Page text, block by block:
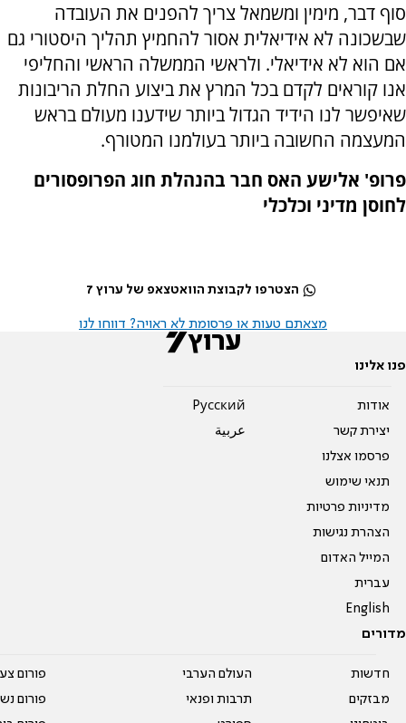
סוף דבר, מימין ומשמאל צריך להפנים את העובדה
שבשכונה לא אידיאלית אסור להחמיץ תהליך היסטורי גם
אם הוא לא אידיאלי. ולראשי הממשלה הראשי והחליפי
אנו קוראים לקדם בכל המרץ את ביצוע החלת הריבונות
שאיפשר לנו הידיד הגדול ביותר שידענו מעולם בראש
המעצמה החשובה ביותר בעולמנו המטורף.
פרופ' אלישע האס חבר בהנהלת חוג הפרופסורים
לחוסן מדיני וכלכלי
הצטרפו לקבוצת הוואטצאפ של ערוץ 7
מצאתם טעות או פרסומת לא ראויה? דווחו לנו
פנו אלינו
אודות
יצירת קשר
פרסמו אצלנו
תנאי שימוש
מדיניות פרטיות
הצהרת נגישות
המייל האדום
עברית
English
Pусский
عربية
מדורים
חדשות
מבזקים
העולם הערבי
תרבות ופנאי
פורום
פורום